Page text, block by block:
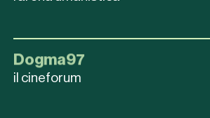
Dogma97
il cineforum